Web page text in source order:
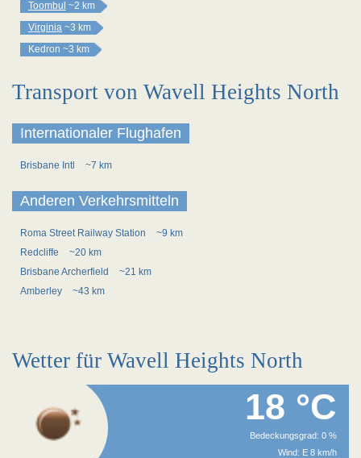
Toombul ~2 km
Virginia ~3 km
Kedron ~3 km
Transport von Wavell Heights North
Internationaler Flughafen
Brisbane Intl ~7 km
Anderen Verkehrsmitteln
Roma Street Railway Station
~9 km
Redcliffe
~20 km
Brisbane Archerfield
~21 km
Amberley
~43 km
Wetter für Wavell Heights North
18 °C
Bedeckungsgrad: 0 %
Wind: E 8 km/h